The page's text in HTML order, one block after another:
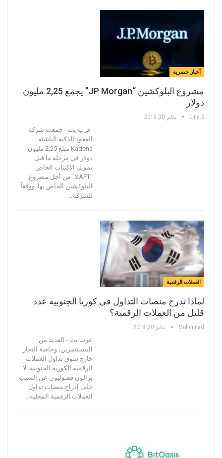
أخبار حصرية
مشروع البلوكشين “JP Morgan” يجمع 2,25 مليون
دولار
Lina.s يناير 30, 2018
عرب بت - جمعت شركة
العقود الذكية الناشئة
Kadena مبلغ 2,25 مليون
دولار في مرحلة ما قبل
تمويل الاكتتاب الخاص
"SAFT" من أجل مشروع
البلوكشين الخاص بها. ووفقاً
للشركة…
العملات الرقمية
لماذا تدرج منصات التداول في كوريا الجنوبية عدد
قليل من العملات الرقمية؟
Mohmmad يناير 30, 2018
عرب بت - العديد من
المستثمرين، وخاصة التجار
خارج سوق تداول العملات
الرقمية الكورية الجنوبية، لا
يزالون فضوليون عن السبب
خلف إدراج منصات تداول
العملات الرقمية المحلية…